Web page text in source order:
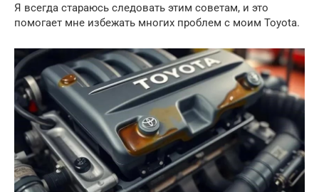
Я всегда стараюсь следовать этим советам, и это
помогает мне избежать многих проблем с моим Toyota.